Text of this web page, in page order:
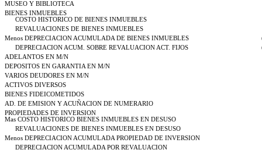
MUSEO Y BIBLIOTECA
BIENES INMUEBLES
COSTO HISTORICO DE BIENES INMUEBLES
REVALUACIONES DE BIENES INMUEBLES
Menos DEPRECIACION ACUMULADA DE BIENES INMUEBLES
DEPRECIACION ACUM. SOBRE REVALUACION ACT. FIJOS
ADELANTOS EN M/N
DEPOSITOS EN GARANTIA EN M/N
VARIOS DEUDORES EN M/N
ACTIVOS DIVERSOS
BIENES FIDEICOMETIDOS
AD. DE EMISION Y ACUÑACION DE NUMERARIO
PROPIEDADES DE INVERSION
Mas COSTO HISTORICO BIENES INMUEBLES EN DESUSO
REVALUACIONES DE BIENES INMUEBLES EN DESUSO
Menos DEPRECIACION ACUMULADA PROPIEDAD DE INVERSION
DEPRECIACION ACUMULADA POR REVALUACION